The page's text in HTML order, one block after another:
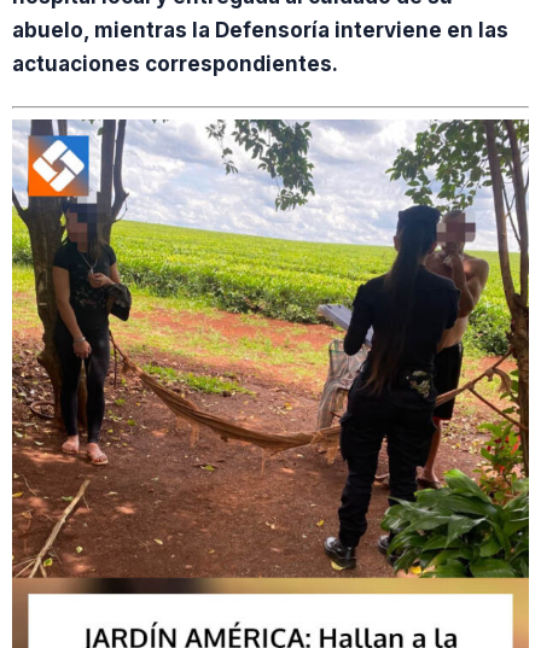
abuelo, mientras la Defensoría interviene en las
actuaciones correspondientes.